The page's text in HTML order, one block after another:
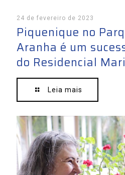
24 de fevereiro de 2023
Piquenique no
Aranha é um
do Residencial
Leia mais